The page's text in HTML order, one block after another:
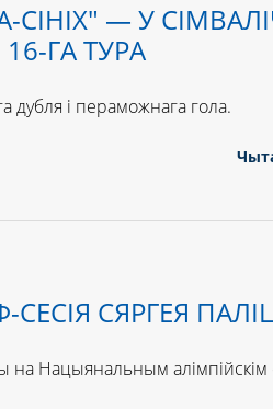
СІНІХ" — У
ГА ТУРА
дубля і пераможнага гола.
СЕСІЯ СЯРГЕЯ
на Нацыянальным алімпійскім